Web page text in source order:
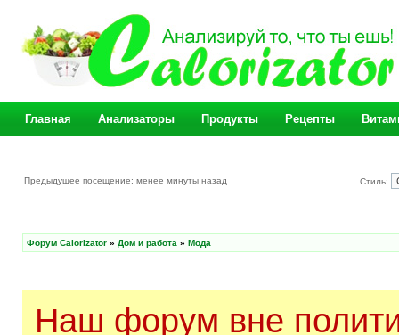
Главная Анализаторы Продукты Рецепты
Предыдущее посещение: менее минуты назад Стиль:
Форум Calorizator » Дом и работа » Мода
Наш форум вне